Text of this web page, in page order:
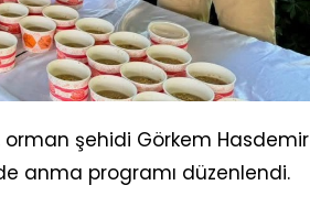
şehidi Görkem Hasdemir
anma programı düzenlendi.